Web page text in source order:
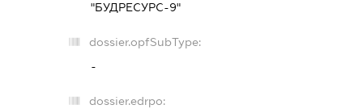
"БУДРЕСУРС-9"
dossier.opfSubType:
-
dossier.edrpo: